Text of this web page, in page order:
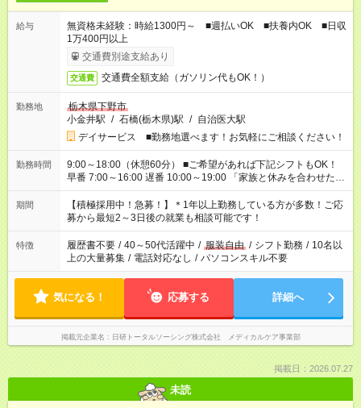
給与
無資格未経験：時給1300円～ ■週払いOK ■扶養内OK ■日収
1万400円以上
交通費別途支給あり
交通費 交通費全額支給（ガソリン代もOK！）
勤務地
栃木県下野市
小金井駅 / 石橋(栃木県)駅 / 自治医大駅
デイサービス ■勤務地選べます！お気軽にご相談ください！
勤務時間
9:00～18:00（休憩60分） ■ご希望があれば下記シフトもOK！
早番 7:00～16:00 遅番 10:00～19:00 「家族と休みを合わせた
い」 「余裕を持って夕飯の準備がしたい」 「できれば残業はし
たくない」 など、ご希望を教えてくださいね。 ※Wワーク希望
の方へ 今ご覧のお仕事で希望する勤務時間と、もう1つのお仕事
の勤務時間。 合計で週40時間を超える場合は応募できません。
期間
【積極採用中！急募！】＊1年以上勤務している方が多数！ご応
募から最短2～3日後の就業も相談可能です！
特徴 履歴書不要 / 40～50代活躍中 / 服装自由 / シフト勤務 / 10名以
上の大量募集 / 電話対応なし / パソコンスキル不要
気になる！ 応募する 詳細へ
掲載元企業名 日研トータルソーシング株式会社 メディカルケア事業部
掲載日：2026.07.27
未読